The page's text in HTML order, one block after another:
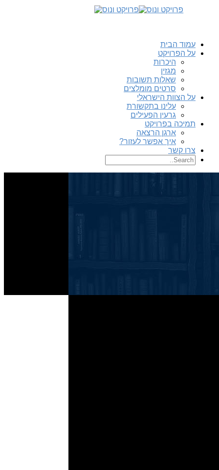
עמוד הבית
על הפרויקט
היכרות
מגזין
שאלות תשובות
סרטים מומלצים
על הצוות הישראלי
עלינו בתקשורת
גרעין הפעילים
תמיכה בפרויקט
ארגן הרצאה
איך אפשר לעזור?
צרו קשר